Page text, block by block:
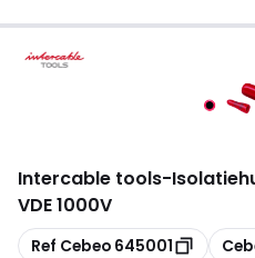
Intercable tools-
VDE 1000V
Kopiëren
Ref Cebeo 645001